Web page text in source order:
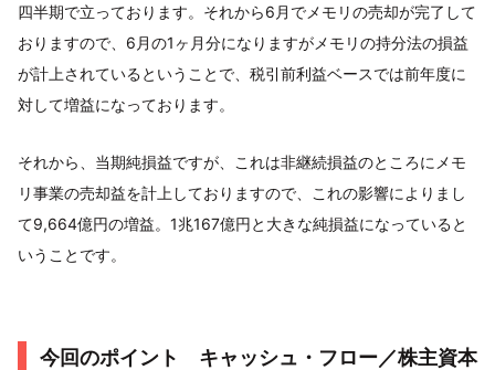
四半期で立っております。それから6月でメモリの売却が完了して
おりますので、6月の1ヶ月分になりますがメモリの持分法の損益
が計上されているということで、税引前利益ベースでは前年度に
対して増益になっております。
それから、当期純損益ですが、これは非継続損益のところにメモ
リ事業の売却益を計上しておりますので、これの影響によりまし
て9,664億円の増益。1兆167億円と大きな純損益になっていると
いうことです。
今回のポイント キャッシュ・フロー／株主資本